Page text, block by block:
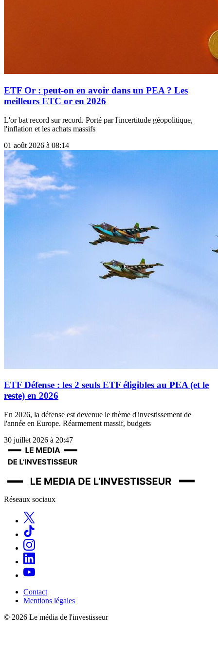
ETF Or : peut-on en avoir dans un PEA ? Les
meilleurs ETC or en 2026
L'or bat record sur record. Porté par l'incertitude géopolitique,
l'inflation et les achats massifs
01 août 2026 à 08:14
ETF Défense : les 2 seuls ETF éligibles au PEA (et le
reste) en 2026
En 2026, la défense est devenue le thème d'investissement de
l'année en Europe. Réarmement massif, budgets
30 juillet 2026 à 20:47
Réseaux sociaux
Contact
Mentions légales
© 2026 Le média de l'investisseur